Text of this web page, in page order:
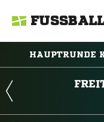
HAUPTRUNDE